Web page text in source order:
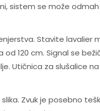
sistem se može
Stavite lavalier
120 cm. Signal se
Utičnica za slušalice
Zvuk je posebno